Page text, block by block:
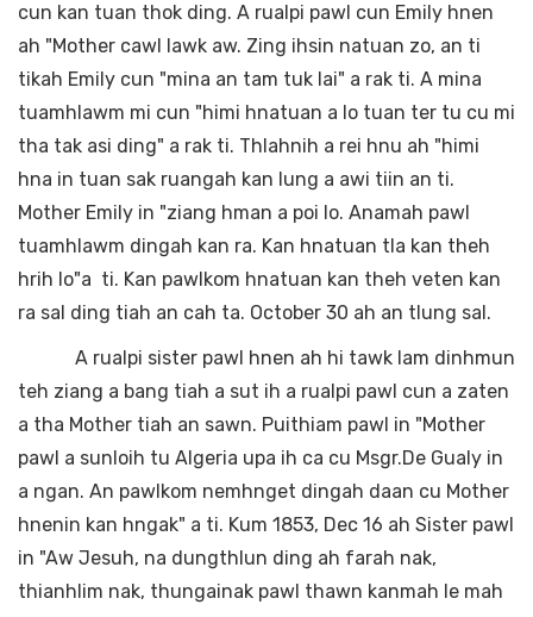
cun kan tuan thok ding. A rualpi pawl cun Emily hnen
ah "Mother cawl lawk aw. Zing ihsin natuan zo, an ti
tikah Emily cun "mina an tam tuk lai" a rak ti. A mina
tuamhlawm mi cun "himi hnatuan a lo tuan ter tu cu mi
tha tak asi ding" a rak ti. Thlahnih a rei hnu ah "himi
hna in tuan sak ruangah kan lung a awi tiin an ti.
Mother Emily in "ziang hman a poi lo. Anamah pawl
tuamhlawm dingah kan ra. Kan hnatuan tla kan theh
hrih lo"a ti. Kan pawlkom hnatuan kan theh veten kan
ra sal ding tiah an cah ta. October 30 ah an tlung sal.
A rualpi sister pawl hnen ah hi tawk lam dinhmun
teh ziang a bang tiah a sut ih a rualpi pawl cun a zaten
a tha Mother tiah an sawn. Puithiam pawl in "Mother
pawl a sunloih tu Algeria upa ih ca cu Msgr.De Gualy in
a ngan. An pawlkom nemhnget dingah daan cu Mother
hnenin kan hngak" a ti. Kum 1853, Dec 16 ah Sister pawl
in "Aw Jesuh, na dungthlun ding ah farah nak,
thianhlim nak, thungainak pawl thawn kanmah le mah